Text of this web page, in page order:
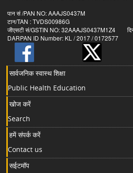
पान सं /PAN NO: AAAJS0437M
टान/TAN : TVDS00986G
जीएसटी सं/GSTIN NO: 32AAAJS0437M1Z4
DARPAN ID Number: KL / 2017 / 0172577
सार्वजनिक स्वास्थ शिक्षा
Public Health Education
खोज करें
Search
हमें संपर्क करें
Contact us
सईटमॉप